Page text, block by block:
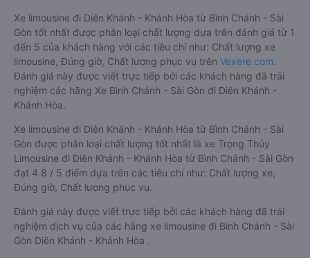
Xe limousine đi Diên Khánh - Khánh Hòa từ Bình Chánh - Sài
Gòn tốt nhất được phân loại chất lượng dựa trên đánh giá từ 1
đến 5 của khách hàng với các tiêu chí như: Chất lượng xe
limousine, Đúng giờ, Chất lượng phục vụ trên Vexere.com.
Đánh giá này được viết trực tiếp bởi các khách hàng đã trải
nghiệm các hãng Xe Bình Chánh - Sài Gòn đi Diên Khánh -
Khánh Hòa.
Xe limousine đi Diên Khánh - Khánh Hòa từ Bình Chánh - Sài
Gòn được phân loại chất lượng tốt nhất là xe Trọng Thủy
Limousine đi Diên Khánh - Khánh Hòa từ Bình Chánh - Sài Gòn
đạt 4.8 / 5 điểm dựa trên các tiêu chí như: Chất lượng xe,
Đúng giờ, Chất lượng phục vụ.
Đánh giá này được viết trực tiếp bởi các khách hàng đã trải
nghiệm dịch vụ của các hãng xe limousine đi Bình Chánh - Sài
Gòn Diên Khánh - Khánh Hòa .